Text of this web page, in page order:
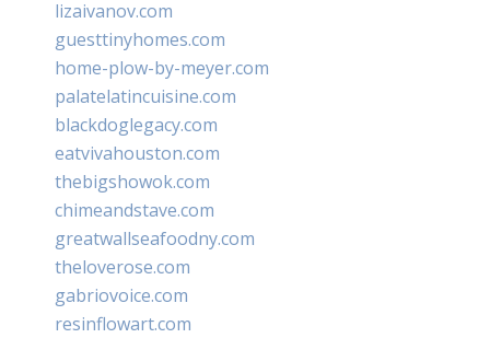
lizaivanov.com
guesttinyhomes.com
home-plow-by-meyer.com
palatelatincuisine.com
blackdoglegacy.com
eatvivahouston.com
thebigshowok.com
chimeandstave.com
greatwallseafoodny.com
theloverose.com
gabriovoice.com
resinflowart.com